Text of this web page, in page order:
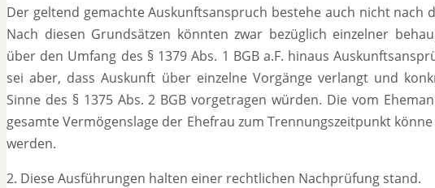
Der geltend gemachte Auskunftsanspruch bestehe auch nicht nach
Nach diesen Grundsätzen könnten zwar bezüglich einzelner
über den Umfang des § 1379 Abs. 1 BGB a.F. hinaus
sei aber, dass Auskunft über einzelne Vorgänge verlangt und
Sinne des § 1375 Abs. 2 BGB vorgetragen würden. Die vom
gesamte Vermögenslage der Ehefrau zum Trennungszeitpunkt
werden.
2. Diese Ausführungen halten einer rechtlichen Nachprüfung stand.